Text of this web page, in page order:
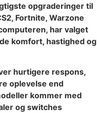
opgraderinger til
Fortnite, Warzone
har valget
komfort, hastighed og
hurtigere respons,
oplevelse end
kommer med
og switches